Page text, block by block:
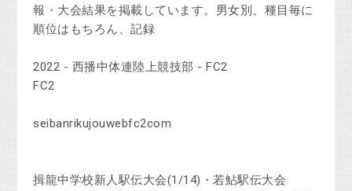
報・大会結果を掲載しています。男女別、種目毎に
順位はもちろん、記録
2022 - 西播中体連陸上競技部 - FC2
FC2
seibanrikujouwebfc2com
揖龍中学校新人駅伝大会(1/14)・若鮎駅伝大会